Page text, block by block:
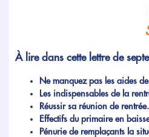
À lire dans cette lettre de
Ne manquez pas les aides
Les indispensables de la
Réussir sa réunion de rentrée.
Effectifs du primaire en
Pénurie de remplaçants la